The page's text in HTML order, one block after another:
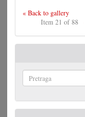
« Back to gallery
Item 21 of 88